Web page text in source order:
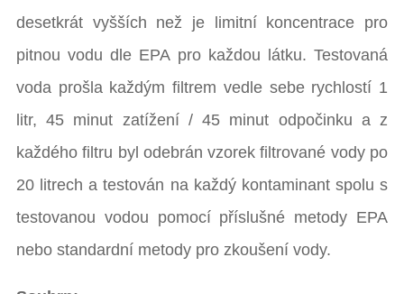
desetkrát vyšších než je limitní koncentrace pro
pitnou vodu dle EPA pro každou látku. Testovaná
voda prošla každým filtrem vedle sebe rychlostí 1
litr, 45 minut zatížení / 45 minut odpočinku a z
každého filtru byl odebrán vzorek filtrované vody po
20 litrech a testován na každý kontaminant spolu s
testovanou vodou pomocí příslušné metody EPA
nebo standardní metody pro zkoušení vody.